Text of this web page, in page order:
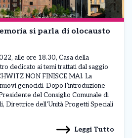
si parla di olocausto
alle ore 18.30, Casa della
dedicato ai temi trattati dal saggio
NON FINISCE MAI. La
genocidi. Dopo l’introduzione
del Consiglio Comunale di
Direttrice dell’Unità Progetti Speciali
Leggi Tutto